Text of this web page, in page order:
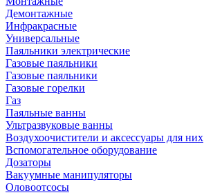
Демонтажные
Инфракрасные
Универсальные
Паяльники электрические
Газовые паяльники
Газовые паяльники
Газовые горелки
Газ
Паяльные ванны
Ультразвуковые ванны
Воздухоочистители и аксессуары для них
Вспомогательное оборудование
Дозаторы
Вакуумные манипуляторы
Оловоотсосы